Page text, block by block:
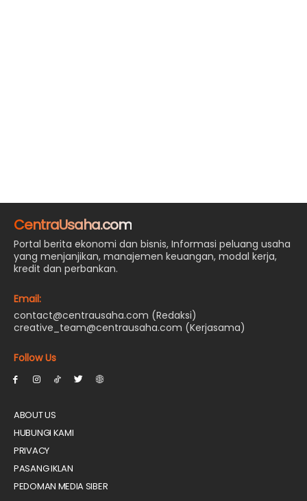
CentraUsaha.com
Portal berita ekonomi dan bisnis, Informasi peluang usaha
yang menjanjikan, manajemen keuangan, modal kerja,
kredit dan perbankan.
Email:
contact@centrausaha.com (Redaksi)
creative_team@centrausaha.com (Kerjasama)
Follow Us
ABOUT US
HUBUNGI KAMI
PRIVACY
PASANG IKLAN
PEDOMAN MEDIA SIBER